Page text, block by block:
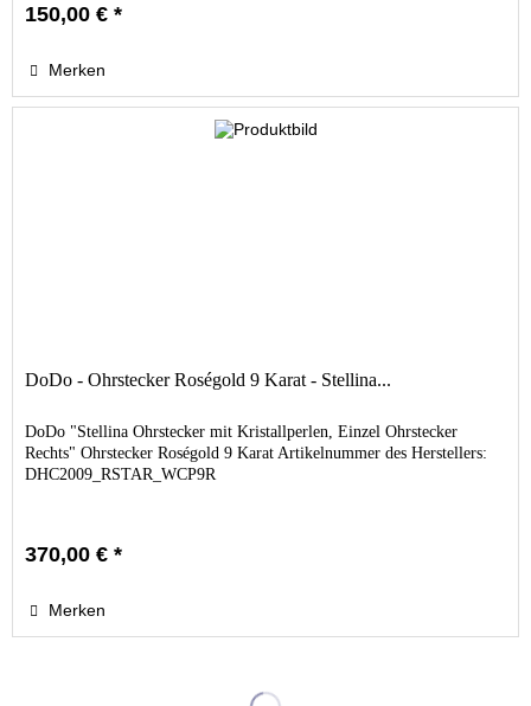
150,00 € *
Merken
DoDo - Ohrstecker Roségold 9 Karat - Stellina...
DoDo "Stellina Ohrstecker mit Kristallperlen, Einzel Ohrstecker
Rechts" Ohrstecker Roségold 9 Karat Artikelnummer des Herstellers:
DHC2009_RSTAR_WCP9R
370,00 € *
Merken